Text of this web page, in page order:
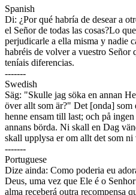
Spanish
Di: ¿Por qué habría de desear a
el Señor de todas las cosas?Lo
perjudicarle a ella misma y nadie
habréis de volver a vuestro Señor
teníais diferencias.
-------
Swedish
Säg: "Skulle jag söka en annan
över allt som är?" Det [onda] som
henne ensam till last; och på
annans börda. Ni skall en Dag
skall upplysa er om allt det som ni
-------
Portuguese
Dize ainda: Como poderia eu
Deus, uma vez que Ele é o
alma receberá outra recompensa